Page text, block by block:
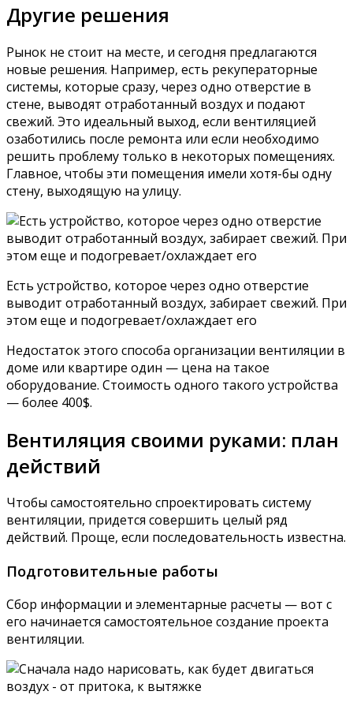
Другие решения
Рынок не стоит на месте, и сегодня предлагаются
новые решения. Например, есть рекуператорные
системы, которые сразу, через одно отверстие в
стене, выводят отработанный воздух и подают
свежий. Это идеальный выход, если вентиляцией
озаботились после ремонта или если необходимо
решить проблему только в некоторых помещениях.
Главное, чтобы эти помещения имели хотя-бы одну
стену, выходящую на улицу.
Есть устройство, которое через одно отверстие
выводит отработанный воздух, забирает свежий. При
этом еще и подогревает/охлаждает его
Недостаток этого способа организации вентиляции в
доме или квартире один — цена на такое
оборудование. Стоимость одного такого устройства
— более 400$.
Вентиляция своими руками: план
действий
Чтобы самостоятельно спроектировать систему
вентиляции, придется совершить целый ряд
действий. Проще, если последовательность известна.
Подготовительные работы
Сбор информации и элементарные расчеты — вот с
его начинается самостоятельное создание проекта
вентиляции.